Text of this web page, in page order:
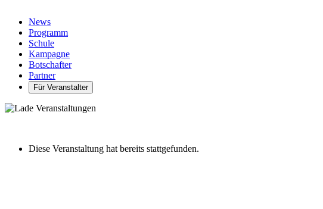
News
Programm
Schule
Kampagne
Botschafter
Partner
Für Veranstalter
Diese Veranstaltung hat bereits stattgefunden.